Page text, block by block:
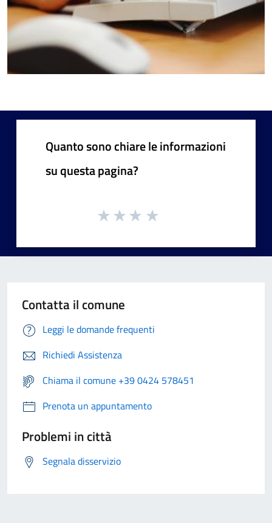
Quanto sono chiare le informazioni
su questa pagina?
Contatta il comune
Leggi le domande frequenti
Richiedi Assistenza
Chiama il comune +39 0424 578451
Prenota un appuntamento
Problemi in città
Segnala disservizio